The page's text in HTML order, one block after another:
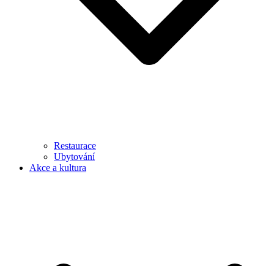
Restaurace
Ubytování
Akce a kultura